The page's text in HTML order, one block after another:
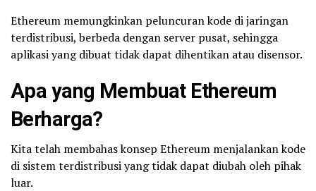
Ethereum memungkinkan peluncuran kode di jaringan
terdistribusi, berbeda dengan server pusat, sehingga
aplikasi yang dibuat tidak dapat dihentikan atau disensor.
Apa yang Membuat Ethereum
Berharga?
Kita telah membahas konsep Ethereum menjalankan kode
di sistem terdistribusi yang tidak dapat diubah oleh pihak
luar.